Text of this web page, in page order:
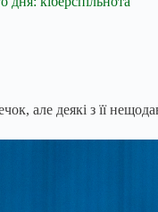
але деякі з її